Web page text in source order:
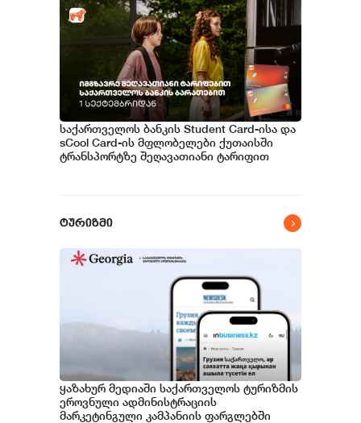
საქართველოს ბანკის Student Card-ისა და
sCool Card-ის მფლობელები ქუთაისში
ტრანსპორტზე შეღავათიანი ტარიფით
ტურიზმი
ყაზახურ მედიაში საქართველოს ტურიზმის
ეროვნული ადმინისტრაციის
მარკეტინგული კამპანიის ფარგლებში